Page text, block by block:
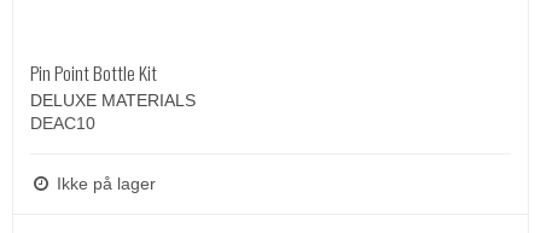
Pin Point Bottle Kit
DELUXE MATERIALS
DEAC10
Ikke på lager